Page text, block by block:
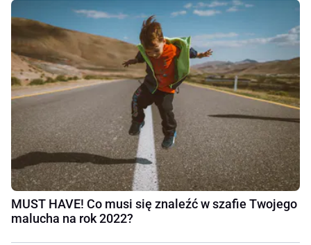
MUST HAVE! Co musi się znaleźć w szafie Twojego
malucha na rok 2022?